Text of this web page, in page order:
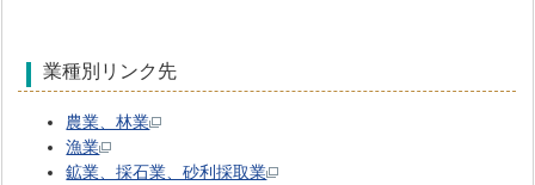
業種別リンク先
農業、林業
漁業
鉱業、採石業、砂利採取業